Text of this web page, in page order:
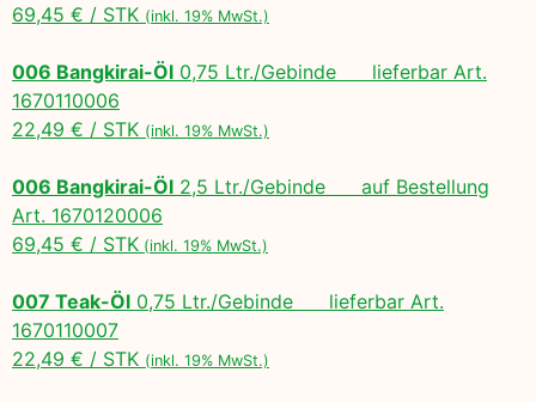
69,45 € / STK (inkl. 19% MwSt.)
006 Bangkirai-Öl 0,75 Ltr./Gebinde lieferbar Art.
1670110006
22,49 € / STK (inkl. 19% MwSt.)
006 Bangkirai-Öl 2,5 Ltr./Gebinde auf Bestellung
Art. 1670120006
69,45 € / STK (inkl. 19% MwSt.)
007 Teak-Öl 0,75 Ltr./Gebinde lieferbar Art.
1670110007
22,49 € / STK (inkl. 19% MwSt.)